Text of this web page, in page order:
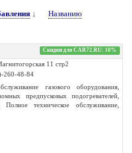
↓ Названию
Скидки для CAR72.RU: 10%
11 стр2
260-48-84
газового оборудования,
предпусковых подогревателей,
техническое обслуживание,